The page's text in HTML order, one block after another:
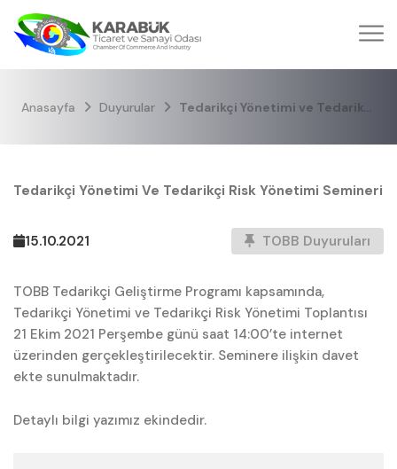
Anasayfa Duyurular Tedarikçi Yönetimi ve Tedarikçi Risk Yönetimi Semineri
Tedarikçi Yönetimi Ve Tedarikçi Risk Yönetimi Semineri
15.10.2021 TOBB Duyuruları
TOBB Tedarikçi Geliştirme Programı kapsamında,
Tedarikçi Yönetimi ve Tedarikçi Risk Yönetimi Toplantısı
21 Ekim 2021 Perşembe günü saat 14:00’te internet
üzerinden gerçekleştirilecektir. Seminere ilişkin davet
ekte sunulmaktadır.
Detaylı bilgi yazımız ekindedir.